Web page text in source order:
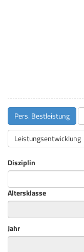
Pers. Bestleistung
Leistungsentwicklung
Disziplin
Altersklasse
Jahr